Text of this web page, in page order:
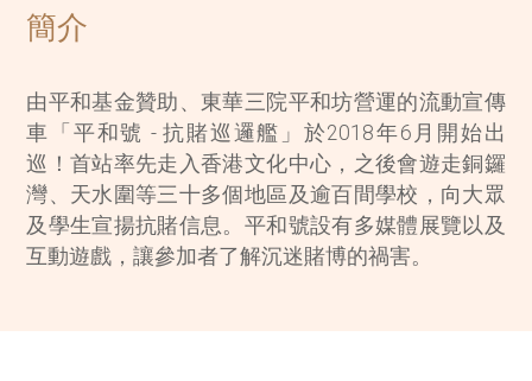
簡介
由平和基金贊助、東華三院平和坊營運的流動宣傳
車「平和號 - 抗賭巡邏艦」於2018年6月開始出
巡！首站率先走入香港文化中心，之後會遊走銅鑼
灣、天水圍等三十多個地區及逾百間學校，向大眾
及學生宣揚抗賭信息。平和號設有多媒體展覽以及
互動遊戲，讓參加者了解沉迷賭博的禍害。